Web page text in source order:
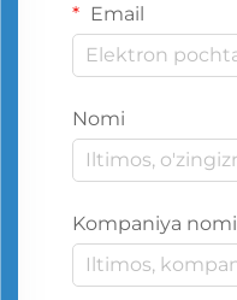
Email
Nomi
Kompaniya nomi